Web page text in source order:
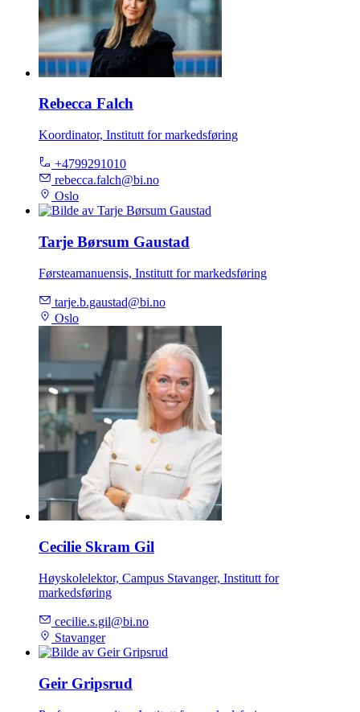
Rebecca Falch
Koordinator, Institutt for markedsføring
+4799291010
rebecca.falch@bi.no
Oslo
Tarje Børsum Gaustad
Førsteamanuensis, Institutt for markedsføring
tarje.b.gaustad@bi.no
Oslo
Cecilie Skram Gil
Høyskolelektor, Campus Stavanger, Institutt for
markedsføring
cecilie.s.gil@bi.no
Stavanger
Geir Gripsrud